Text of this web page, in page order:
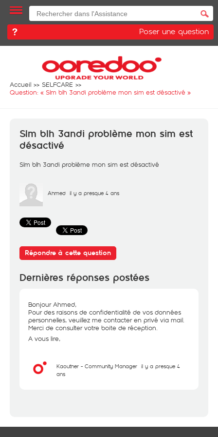
Poser une question
Accueil
SELFCARE
Question: « Slm blh 3andi problème mon sim est désactivé »
Slm blh 3andi problème mon sim est
désactivé
Slm blh 3andi problème mon sim est désactivé
Ahmed il y a presque 4 ans
Répondre à cette question
Dernières réponses postées
Bonjour Ahmed,
Pour des raisons de confidentialité de vos données
personnelles, veuillez me contacter en privé via mail.
Merci de consulter votre boite de réception.
A vous lire,
Kaouther - Community Manager il y a presque 4
ans